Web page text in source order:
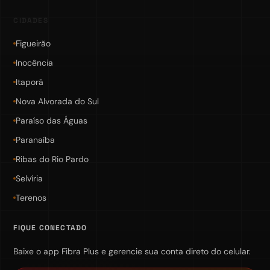
Figueirão
Inocência
Itaporã
Nova Alvorada do Sul
Paraíso das Águas
Paranaíba
Ribas do Rio Pardo
Selvíria
Terenos
FIQUE CONECTADO
Baixe o app Fibra Plus e gerencie sua conta direto do celular.